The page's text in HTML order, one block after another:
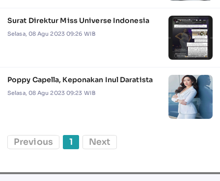
Surat Direktur Miss Universe Indonesia
Selasa, 08 Agu 2023 09:26 WIB
Poppy Capella, Keponakan Inul Daratista
Selasa, 08 Agu 2023 09:23 WIB
Previous 1 Next